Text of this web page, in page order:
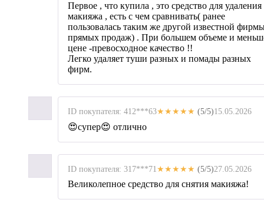
Первое , что купила , это средство для удаления
макияжа , есть с чем сравнивать( ранее
пользовалась таким же другой известной
прямых продаж) . При большем объеме и
цене -превосходное качество !!
Легко удаляет туши разных и помады разных
фирм.
ID покупателя: 412***63★★★★★ (5/5)15.05.2026
😍супер😍 отлично
ID покупателя: 317***71★★★★★ (5/5)27.05.2026
Великолепное средство для снятия макияжа!